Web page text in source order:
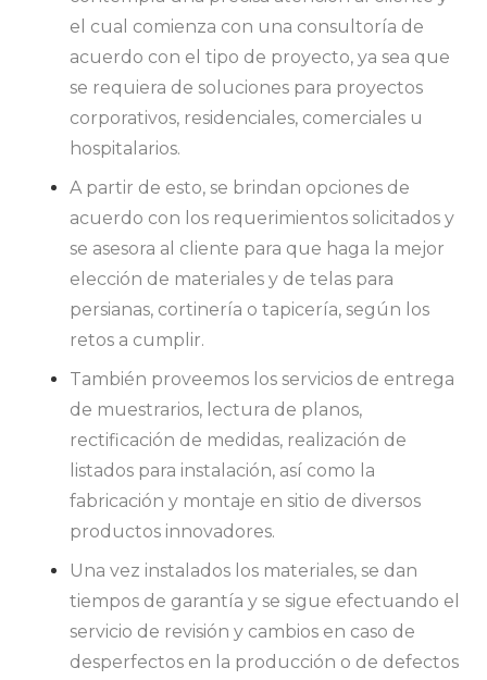
el cual comienza con una consultoría de
acuerdo con el tipo de proyecto, ya sea que
se requiera de soluciones para proyectos
corporativos, residenciales, comerciales u
hospitalarios.
A partir de esto, se brindan opciones de
acuerdo con los requerimientos solicitados y
se asesora al cliente para que haga la mejor
elección de materiales y de telas para
persianas, cortinería o tapicería, según los
retos a cumplir.
También proveemos los servicios de entrega
de muestrarios, lectura de planos,
rectificación de medidas, realización de
listados para instalación, así como la
fabricación y montaje en sitio de diversos
productos innovadores.
Una vez instalados los materiales, se dan
tiempos de garantía y se sigue efectuando el
servicio de revisión y cambios en caso de
desperfectos en la producción o de defectos